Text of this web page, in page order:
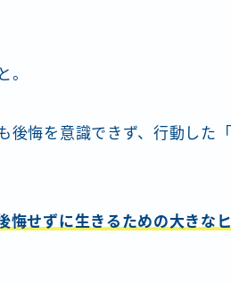
。
後悔を意識できず、行動した
悔せずに生きるための大きな